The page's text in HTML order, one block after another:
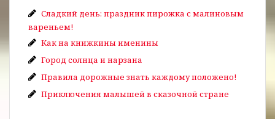
Сладкий день: праздник пирожка с малиновым
вареньем!
Как на книжкины именины
Город солнца и нарзана
Правила дорожные знать каждому положено!
Приключения малышей в сказочной стране